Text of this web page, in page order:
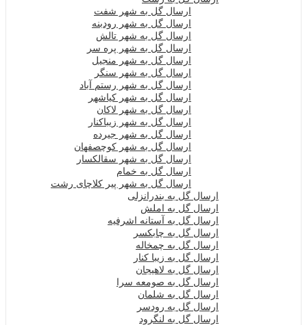
ارسال گل به شهر شفت
ارسال گل به شهر رودبنه
ارسال گل به شهر تالش
ارسال گل به شهر پره سر
ارسال گل به شهر منجیل
ارسال گل به شهر سنگر
ارسال گل به شهر رستم آباد
ارسال گل به شهر کیاشهر
ارسال گل به شهر لاکان
ارسال گل به شهر زیباکنار
ارسال گل به شهر جیرده
ارسال گل به شهر کوچصفهان
ارسال گل به شهر سقالکسار
ارسال گل به خمام
ارسال گل به شهر پیر کلاچای رشت
ارسال گل به بندرانزلی
ارسال گل به املش
ارسال گل به آستانه اشرفیه
ارسال گل به چابکسر
ارسال گل به چمخاله
ارسال گل به زیبا کنار
ارسال گل به لاهیجان
ارسال گل به صومعه سرا
ارسال گل به شلمان
ارسال گل به رودسر
ارسال گل به لنگرود